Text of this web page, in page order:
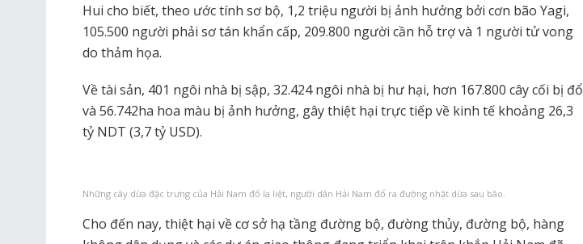
Hui cho biết, theo ước tính sơ bộ, 1,2 triệu người bị ảnh hưởng bởi cơn bão Yagi,
105.500 người phải sơ tán khẩn cấp, 209.800 người cần hỗ trợ và 1 người tử vong
do thảm họa.
Về tài sản, 401 ngôi nhà bị sập, 32.424 ngôi nhà bị hư hại, hơn 167.800 cây cối bị đổ
và 56.742ha hoa màu bị ảnh hưởng, gây thiệt hại trực tiếp về kinh tế khoảng 26,3
tỷ NDT (3,7 tỷ USD).
Những cây dừa đặc trưng của Hải Nam đổ la liệt, người dân Hải Nam đổ ra đường nhặt dừa sau bão.
Cho đến nay, thiệt hại về cơ sở hạ tầng đường bộ, đường thủy, đường bộ, hàng